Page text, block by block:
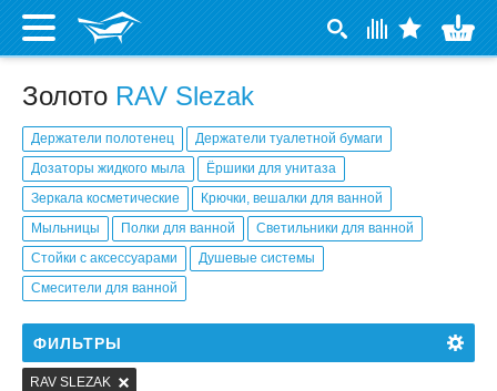
Золото RAV Slezak
Держатели полотенец
Держатели туалетной бумаги
Дозаторы жидкого мыла
Ёршики для унитаза
Зеркала косметические
Крючки, вешалки для ванной
Мыльницы
Полки для ванной
Светильники для ванной
Стойки с аксессуарами
Душевые системы
Смесители для ванной
ФИЛЬТРЫ
RAV SLEZAK